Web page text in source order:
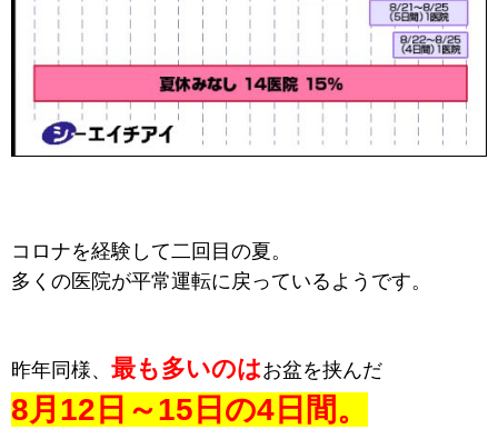
コロナを経験して二回目の夏。
多くの医院が平常運転に戻っているようです。
昨年同様、 最も多いのはお盆を挟んだ
8月12日～15日の4日間。